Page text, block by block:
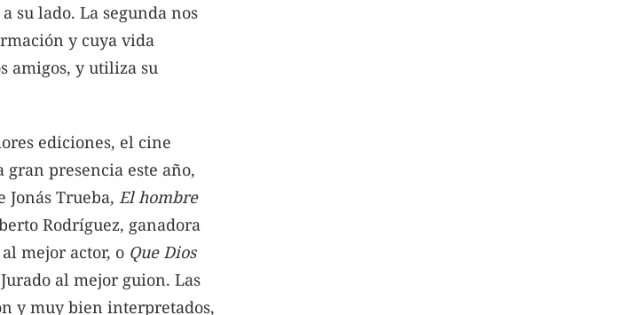
su lado. La segunda nos
y cuya vida
amigos, y utiliza su
ediciones, el cine
presencia este año,
Jonás Trueba, El hombre
Rodríguez, ganadora
mejor actor, o Que Dios
al mejor guion. Las
y muy bien interpretados,